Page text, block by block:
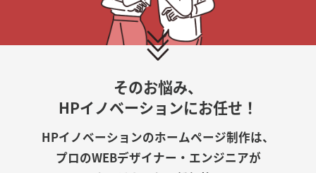
そのお悩み、
HPイノベーションにお任せ！
HPイノベーションのホームページ制作は、
プロのWEBデザイナー・エンジニアが